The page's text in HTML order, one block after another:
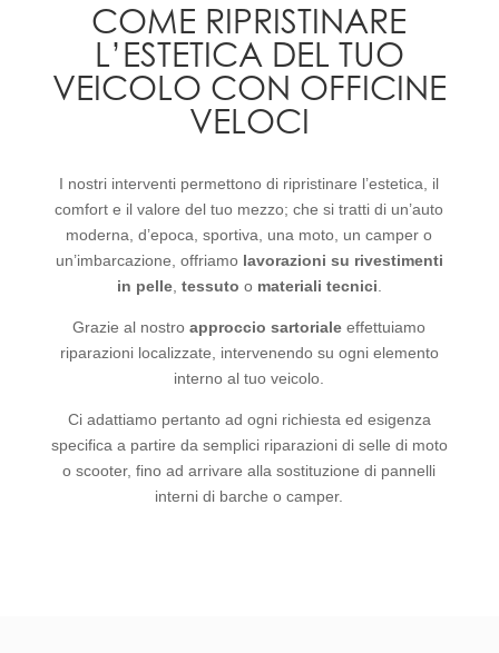
COME RIPRISTINARE
L’ESTETICA DEL TUO
VEICOLO CON OFFICINE
VELOCI
I nostri interventi permettono di ripristinare l’estetica, il
comfort e il valore del tuo mezzo; che si tratti di un’auto
moderna, d’epoca, sportiva, una moto, un camper o
un’imbarcazione, offriamo lavorazioni su rivestimenti
in pelle, tessuto o materiali tecnici
Grazie al nostroapproccio sartoriale effettuiamo
riparazioni localizzate, intervenendo su ogni elemento
interno al tuo veicolo.
Ci adattiamo pertanto ad ogni richiesta ed esigenza
specifica a partire da semplici riparazioni di selle di moto
o scooter, fino ad arrivare alla sostituzione di pannelli
interni di barche o camper.